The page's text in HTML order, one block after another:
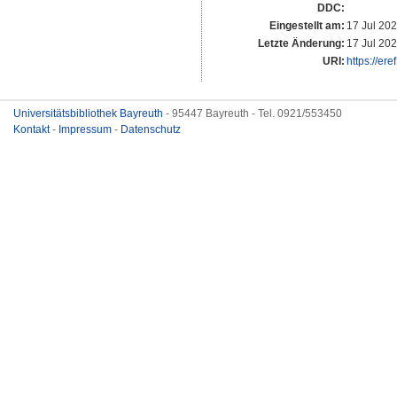
DDC:
Eingestellt am: 17 Jul
Letzte Änderung: 17 Jul
URI: https://
Universitätsbibliothek Bayreuth - 95447 Bayreuth - Tel. 0921/553450
Kontakt- Impressum - Datenschutz